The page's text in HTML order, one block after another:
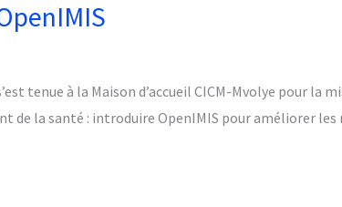
tenue à la Maison d’accueil CICM-Mvolye pour la
de la santé : introduire OpenIMIS pour améliorer